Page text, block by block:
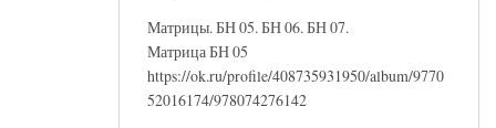
Матрицы. БН 05. БН 06. БН 07.
Матрица БН 05
https://ok.ru/profile/408735931950/album/9770
52016174/978074276142